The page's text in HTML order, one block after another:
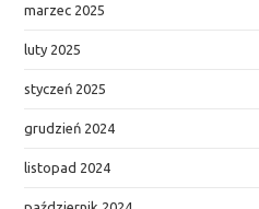
marzec 2025
luty 2025
styczeń 2025
grudzień 2024
listopad 2024